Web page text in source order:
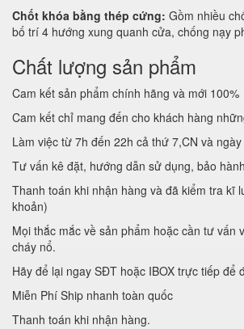
Chốt khóa bằng thép cứng: Gồm nhiều
bố trí 4 hướng xung quanh cửa, chống nạy
Chất lượng sản phẩm
Cam kết sản phẩm chính hãng và mới 100%
Cam kết chỉ mang đến cho khách hàng
Làm việc từ 7h đến 22h cả thứ 7,CN và
Tư vấn kê đặt, hướng dẫn sử dụng, bảo
Thanh toán khi nhận hàng và đã kiểm tra kĩ
khoản)
Mọi thắc mắc về sản phẩm hoặc cần tư vấn
cháy nổ.
Hãy để lại ngay SĐT hoặc IBOX trực tiếp để
Miễn Phí Ship nhanh toàn quốc
Thanh toán khi nhận hàng.